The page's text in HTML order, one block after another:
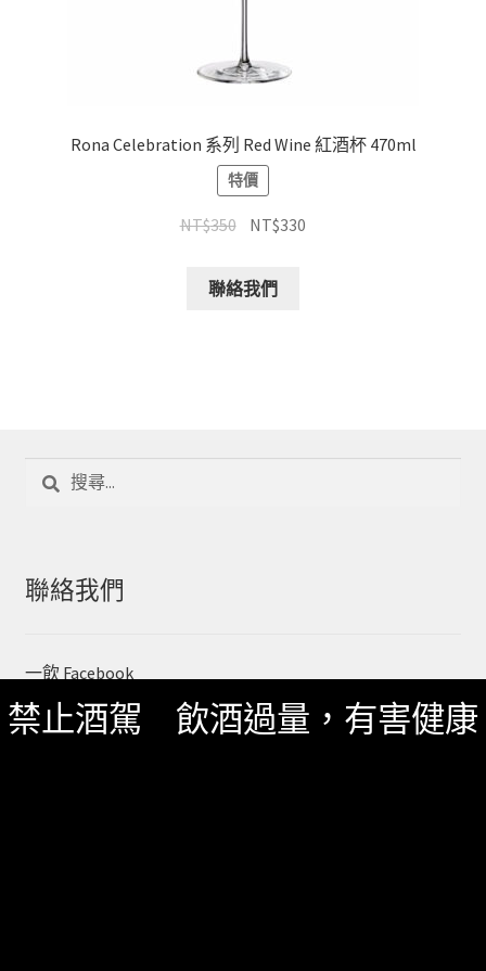
Rona Celebration 系列 Red Wine 紅酒杯 470ml
特價
NT$350 NT$330
聯絡我們
字:
聯絡我們
一飲 Facebook
一飲 LINE@
禁止酒駕 飲酒過量，有害健康